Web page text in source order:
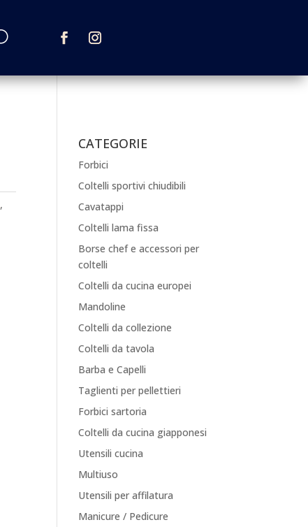
,
CATEGORIE
Forbici
Coltelli sportivi chiudibili
Cavatappi
Coltelli lama fissa
Borse chef e accessori per
coltelli
Coltelli da cucina europei
Mandoline
Coltelli da collezione
Coltelli da tavola
Barba e Capelli
Taglienti per pellettieri
Forbici sartoria
Coltelli da cucina giapponesi
Utensili cucina
Multiuso
Utensili per affilatura
Manicure / Pedicure